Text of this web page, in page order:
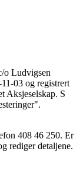
o Ludvigsen
03 og registrert
Aksjeselskap. S
408 46 250. Er
rediger detaljene.